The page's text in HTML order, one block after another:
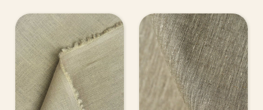
(Chocolate)
oz/yd²
color
turquesa
[LSP-